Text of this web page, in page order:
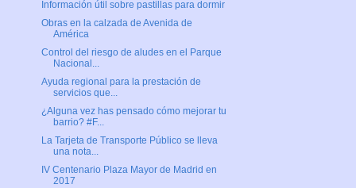
Información útil sobre pastillas para dormir
Obras en la calzada de Avenida de
América
Control del riesgo de aludes en el Parque
Nacional...
Ayuda regional para la prestación de
servicios que...
¿Alguna vez has pensado cómo mejorar tu
barrio? #F...
La Tarjeta de Transporte Público se lleva
una nota...
IV Centenario Plaza Mayor de Madrid en
2017